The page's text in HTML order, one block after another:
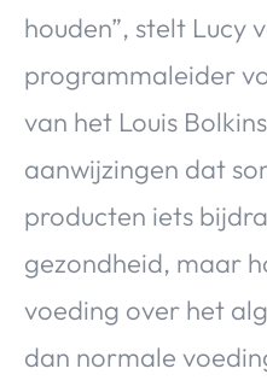
houden”, stelt Lucy
programmaleider
van het Louis
aanwijzingen dat
producten iets
gezondheid, maar
voeding over het
dan normale